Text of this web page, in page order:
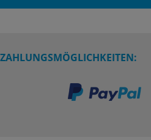
ZAHLUNGSMÖGLICHKEITEN: